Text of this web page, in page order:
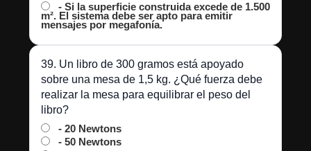
- Si la superficie construida excede de 1.500
m². El sistema debe ser apto para emitir
mensajes por megafonía.
39. Un libro de 300 gramos está apoyado
sobre una mesa de 1,5 kg. ¿Qué fuerza debe
realizar la mesa para equilibrar el peso del
libro?
- 20 Newtons
- 50 Newtons